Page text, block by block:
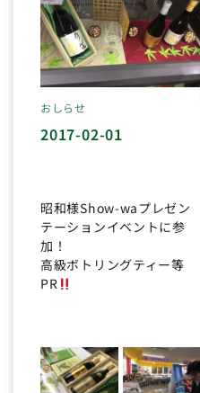
おしらせ
2017-02-01
昭和様Show-waプレゼン
テーションイベントに参
加！
高級ボトリングティー等
PR